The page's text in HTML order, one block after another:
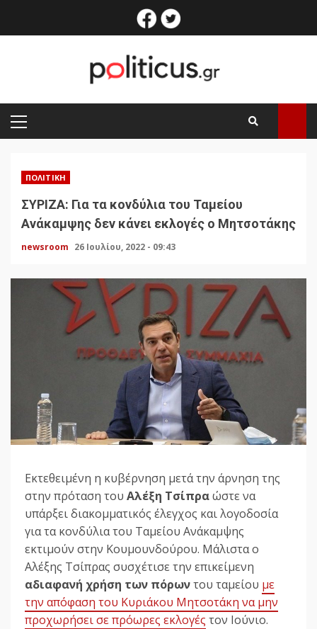
facebook
PRIMARY
MENU
ΠΟΛΙΤΙΚΉ
ΣΥΡΙΖΑ: Για τα κονδύλια του Ταμείου
Ανάκαμψης δεν κάνει εκλογές ο Μητσοτάκης
newsroom 26 Ιουλίου, 2022 - 09:43
Εκτεθειμένη η κυβέρνηση μετά την άρνηση της
στην πρόταση του Αλέξη Τσίπραώστε να
υπάρξει διακομματικός έλεγχος και λογοδοσία
για τα κονδύλια του Ταμείου Ανάκαμψης
εκτιμούν στην Κουμουνδούρου. Μάλιστα ο
Αλέξης Τσίπρας συσχέτισε την επικείμενη
αδιαφανή χρήση των πόρωντου ταμείου με
την απόφαση του Κυριάκου Μητσοτάκη να μην
προχωρήσει σε πρόωρες εκλογές τον Ιούνιο.